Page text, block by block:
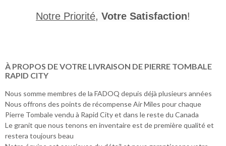
Notre Priorité, Votre Satisfaction!
À PROPOS DE VOTRE LIVRAISON DE PIERRE TOMBALE
RAPID CITY
Nous somme membres de la FADOQ depuis déjà plusieurs années
Nous offrons des points de récompense Air Miles pour chaque
Pierre Tombale vendu à Rapid City et dans le reste du Canada
Le granit que nous tenons en inventaire est de première qualité et
restera toujours beau